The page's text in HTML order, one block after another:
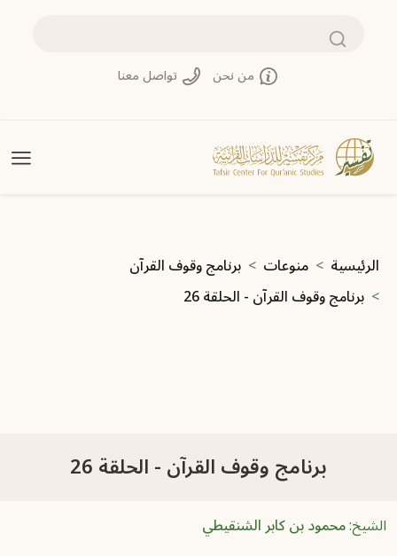
من نحن تواصل معنا
مسار التنقل
الرئيسية منوعات
برنامج وقوف القرآن
برنامج وقوف القرآن - الحلقة 26
برنامج وقوف القرآن - الحلقة 26
الشيخ:محمود بن كابر الشنقيطي